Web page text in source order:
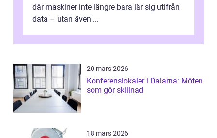
där maskiner inte längre bara lär sig utifrån
data – utan även ...
20 mars 2026
Konferenslokaler i Dalarna: Möten
som gör skillnad
18 mars 2026